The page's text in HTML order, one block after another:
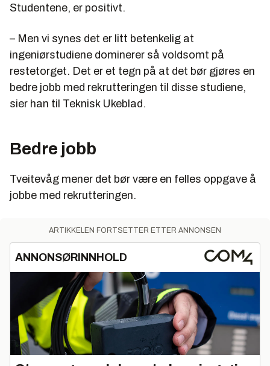
Studentene, er positivt.
– Men vi synes det er litt betenkelig at
ingeniørstudiene dominerer så voldsomt på
restetorget. Det er et tegn på at det bør gjøres en
bedre jobb med rekrutteringen til disse studiene,
sier han til Teknisk Ukeblad.
Bedre jobb
Tveitevåg mener det bør være en felles oppgave å
jobbe med rekrutteringen.
ARTIKKELEN FORTSETTER ETTER ANNONSEN
ANNONSØRINNHOLD